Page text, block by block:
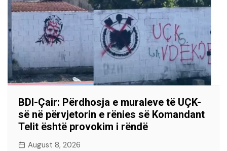
BDI-Çair: Përdhosja e muraleve të UÇK-
së në përvjetorin e rënies së Komandant
Telit është provokim i rëndë
August 8, 2026